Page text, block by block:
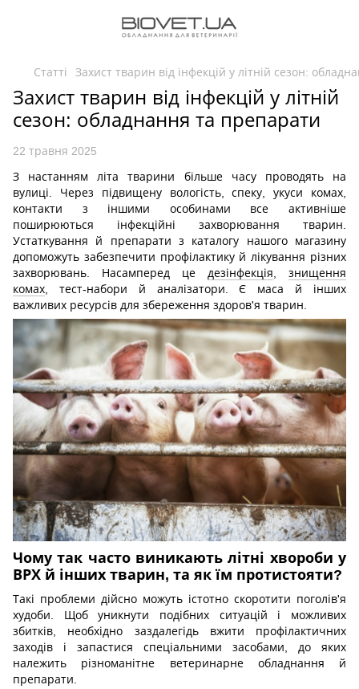
Статті Захист тварин від інфекцій у літній сезон:
Захист тварин від інфекцій у літній
сезон: обладнання та препарати
22 травня 2025
З настанням літа тварини більше часу проводять на
вулиці. Через підвищену вологість, спеку, укуси комах,
контакти з іншими особинами все активніше
поширюються інфекційні захворювання тварин.
Устаткування й препарати з каталогу нашого магазину
допоможуть забезпечити профілактику й лікування різних
захворювань. Насамперед це дезінфекція
знищення
комах , тест-набори й аналізатори. Є маса й інших
важливих ресурсів для збереження здоров'я тварин.
Чому так часто виникають літні хвороби у
ВРХ й інших тварин, та як їм протистояти?
Такі проблеми дійсно можуть істотно скоротити поголів'я
худоби. Щоб уникнути подібних ситуацій і можливих
збитків, необхідно заздалегідь вжити профілактичних
заходів і запастися спеціальними засобами, до яких
належить різноманітне ветеринарне обладнання й
препарати.